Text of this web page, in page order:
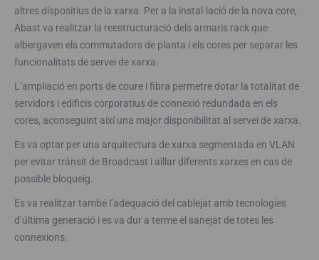
altres dispositius de la xarxa. Per a la instal·lació de la nova core,
Abast va realitzar la reestructuració dels armaris rack que
albergaven els commutadors de planta i els cores per separar les
funcionalitats de servei de xarxa.
L’ampliació en ports de coure i fibra permetre dotar la totalitat de
servidors i edificis corporatius de connexió redundada en els
cores, aconseguint així una major disponibilitat al servei de xarxa.
Es va optar per una arquitectura de xarxa segmentada en VLAN
per evitar trànsit de Broadcast i aïllar diferents xarxes en cas de
possible bloqueig.
Es va realitzar també l’adequació del cablejat amb tecnologies
d’última generació i es va dur a terme el sanejat de totes les
connexions.